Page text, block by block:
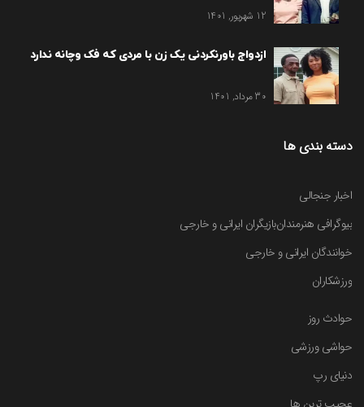
12 شهریور, 1401
ازدواج باورنکردنی یک زن با مردی که فک وچانه ندارد
30 مرداد, 1401
دسته بندی ها
اخبار جنجالی
بیوگرافی هنرمندانبازیگران ایرانی و خارجی
خوانندگان ایرانی و خارجی
ورزشکاران
حوادث روز
حواشی ورزشی
دنیای رپ